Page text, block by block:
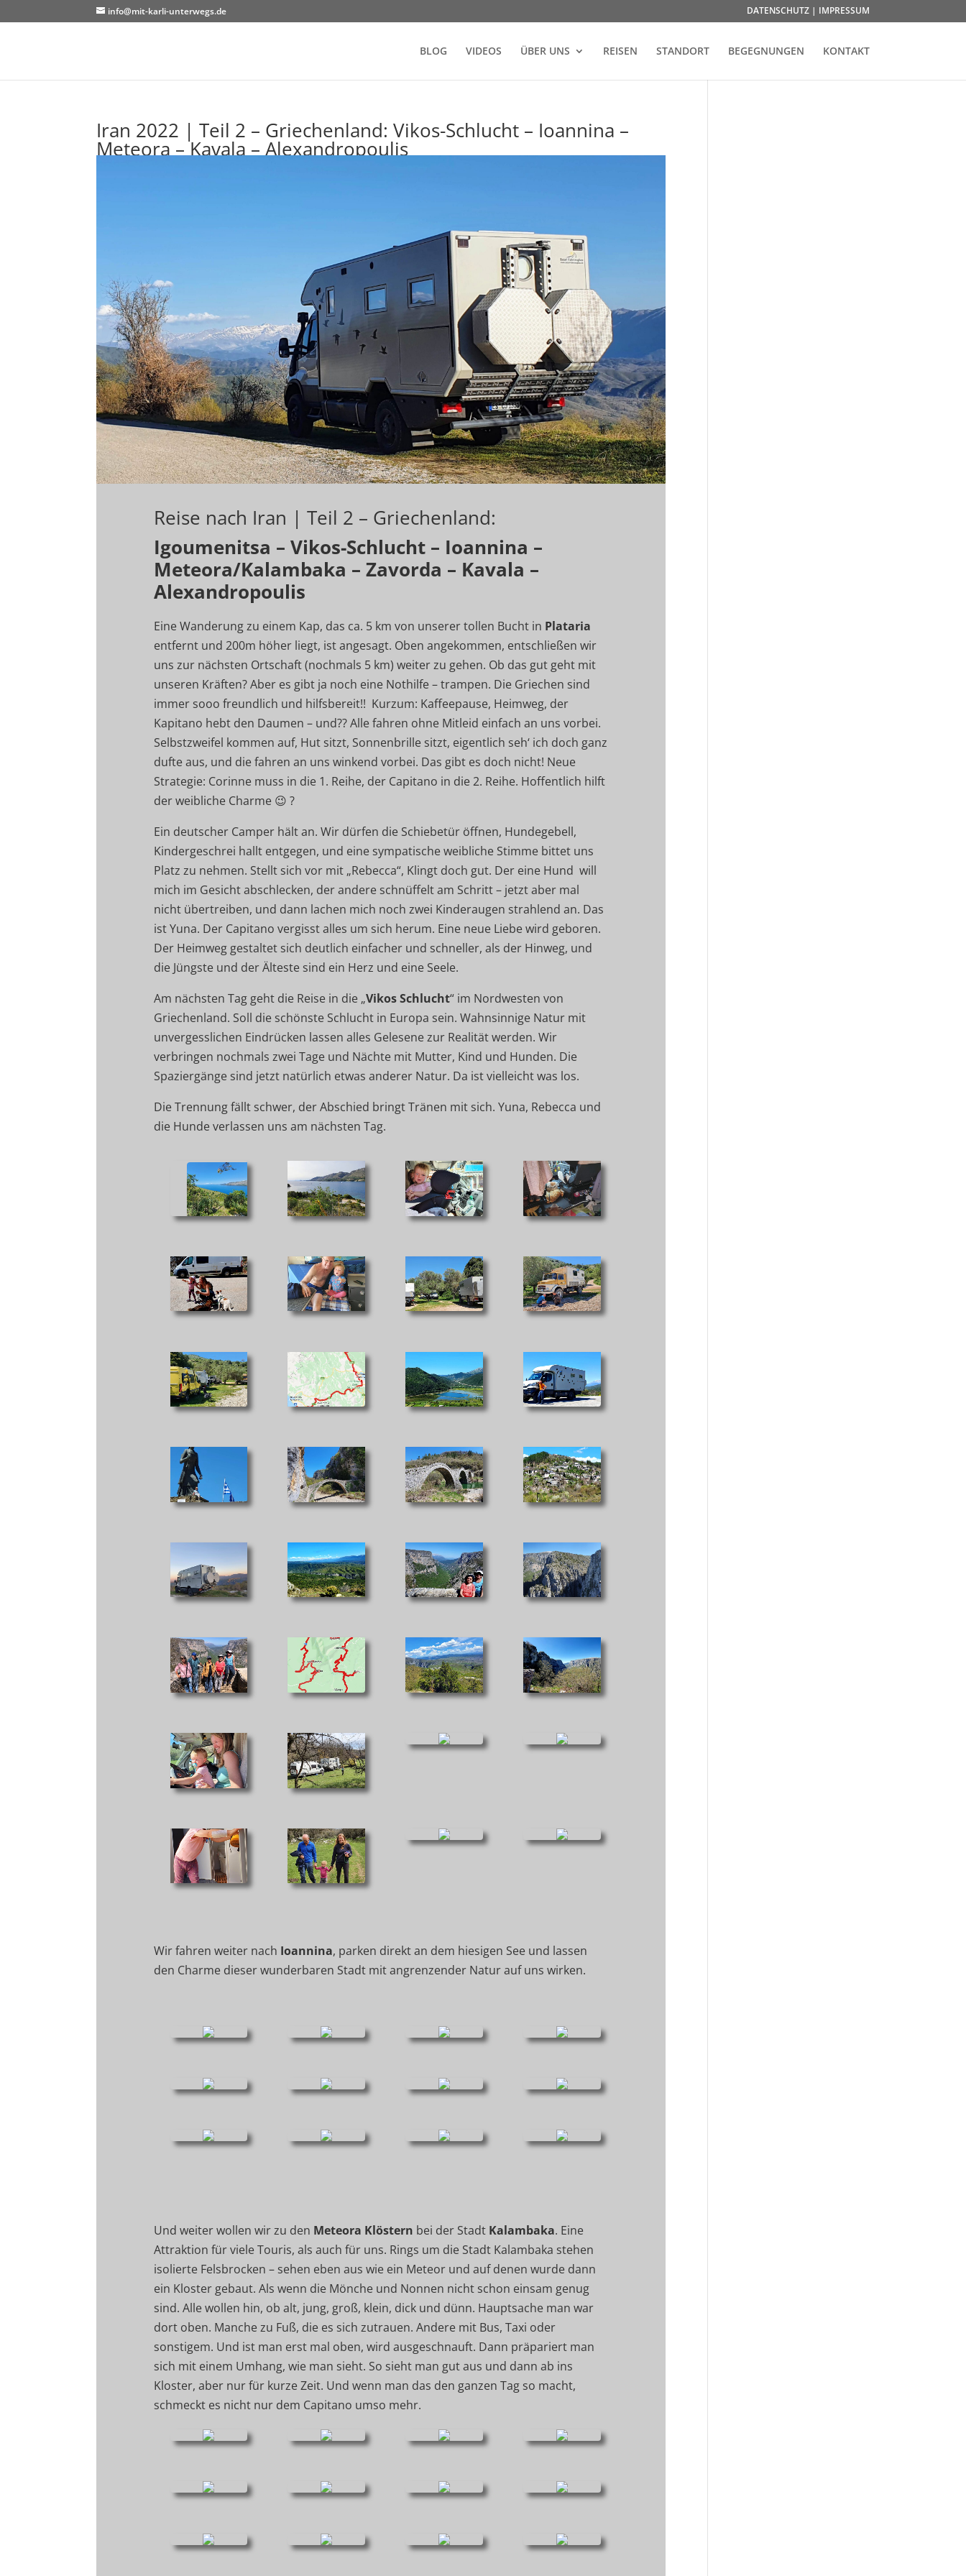
info@mit-karli-unterwegs.de DATENSCHUTZ | IMPRESSUM
BLOG VIDEOS ÜBER UNS REISEN STANDORT BEGEGNUNGEN KONTAKT
Iran 2022 | Teil 2 – Griechenland: Vikos-Schlucht – Ioannina –
Meteora – Kavala – Alexandropoulis
Reise nach Iran | Teil 2 – Griechenland:
Igoumenitsa – Vikos-Schlucht – Ioannina –
Meteora/Kalambaka – Zavorda – Kavala –
Alexandropoulis
Eine Wanderung zu einem Kap, das ca. 5 km von unserer tollen Bucht in Plataria
entfernt und 200m höher liegt, ist angesagt. Oben angekommen, entschließen wir
uns zur nächsten Ortschaft (nochmals 5 km) weiter zu gehen. Ob das gut geht mit
unseren Kräften? Aber es gibt ja noch eine Nothilfe – trampen. Die Griechen sind
immer sooo freundlich und hilfsbereit!! Kurzum: Kaffeepause, Heimweg, der
Kapitano hebt den Daumen – und?? Alle fahren ohne Mitleid einfach an uns vorbei.
Selbstzweifel kommen auf, Hut sitzt, Sonnenbrille sitzt, eigentlich seh‘ ich doch ganz
dufte aus, und die fahren an uns winkend vorbei. Das gibt es doch nicht! Neue
Strategie: Corinne muss in die 1. Reihe, der Capitano in die 2. Reihe. Hoffentlich hilft
der weibliche Charme 😉 ?
Ein deutscher Camper hält an. Wir dürfen die Schiebetür öffnen, Hundegebell,
Kindergeschrei hallt entgegen, und eine sympatische weibliche Stimme bittet uns
Platz zu nehmen. Stellt sich vor mit „Rebecca“, Klingt doch gut. Der eine Hund will
mich im Gesicht abschlecken, der andere schnüffelt am Schritt – jetzt aber mal
nicht übertreiben, und dann lachen mich noch zwei Kinderaugen strahlend an. Das
ist Yuna. Der Capitano vergisst alles um sich herum. Eine neue Liebe wird geboren.
Der Heimweg gestaltet sich deutlich einfacher und schneller, als der Hinweg, und
die Jüngste und der Älteste sind ein Herz und eine Seele.
Am nächsten Tag geht die Reise in die „Vikos Schlucht“ im Nordwesten von
Griechenland. Soll die schönste Schlucht in Europa sein. Wahnsinnige Natur mit
unvergesslichen Eindrücken lassen alles Gelesene zur Realität werden. Wir
verbringen nochmals zwei Tage und Nächte mit Mutter, Kind und Hunden. Die
Spaziergänge sind jetzt natürlich etwas anderer Natur. Da ist vielleicht was los.
Die Trennung fällt schwer, der Abschied bringt Tränen mit sich. Yuna, Rebecca und
die Hunde verlassen uns am nächsten Tag.
Wir fahren weiter nach Ioannina, parken direkt an dem hiesigen See und lassen
den Charme dieser wunderbaren Stadt mit angrenzender Natur auf uns wirken.
Und weiter wollen wir zu den Meteora Klöstern bei der Stadt Kalambaka. Eine
Attraktion für viele Touris, als auch für uns. Rings um die Stadt Kalambaka stehen
isolierte Felsbrocken – sehen eben aus wie ein Meteor und auf denen wurde dann
ein Kloster gebaut. Als wenn die Mönche und Nonnen nicht schon einsam genug
sind. Alle wollen hin, ob alt, jung, groß, klein, dick und dünn. Hauptsache man war
dort oben. Manche zu Fuß, die es sich zutrauen. Andere mit Bus, Taxi oder
sonstigem. Und ist man erst mal oben, wird ausgeschnauft. Dann präpariert man
sich mit einem Umhang, wie man sieht. So sieht man gut aus und dann ab ins
Kloster, aber nur für kurze Zeit. Und wenn man das den ganzen Tag so macht,
schmeckt es nicht nur dem Capitano umso mehr.